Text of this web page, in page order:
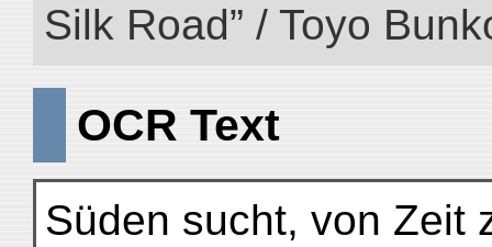
Silk Road” / Toyo
OCR Text
Süden sucht, von Zeit